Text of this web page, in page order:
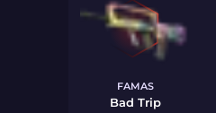
FAMAS
Bad Trip